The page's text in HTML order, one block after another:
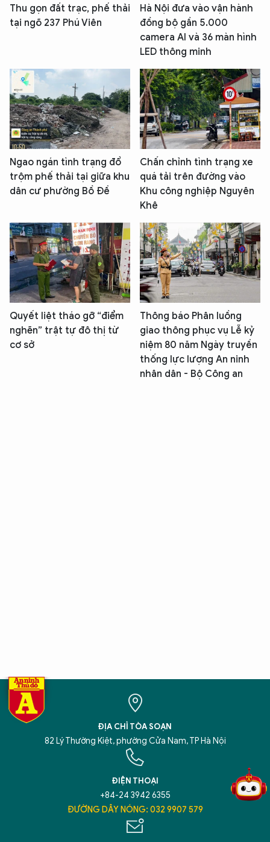
Thu gọn đất trạc, phế thải
tại ngõ 237 Phú Viên
Hà Nội đưa vào vận hành
đồng bộ gần 5.000
camera AI và 36 màn hình
LED thông minh
Ngao ngán tình trạng đổ
trộm phế thải tại giữa khu
dân cư phường Bồ Đề
Chấn chỉnh tình trạng xe
quá tải trên đường vào
Khu công nghiệp Nguyên
Khê
Quyết liệt tháo gỡ “điểm
nghẽn” trật tự đô thị từ
cơ sở
Thông báo Phân luồng
giao thông phục vụ Lễ kỷ
niệm 80 năm Ngày truyền
thống lực lượng An ninh
nhân dân - Bộ Công an
ĐỊA CHỈ TÒA SOẠN
82 Lý Thường Kiệt, phường Cửa Nam, TP Hà Nội
ĐIỆN THOẠI
+84-24 3942 6355
ĐƯỜNG DÂY NÓNG: 032 9907 579
5 điểm nghẽn của Hà Nội giải pháp xử lý điểm nghẽn của